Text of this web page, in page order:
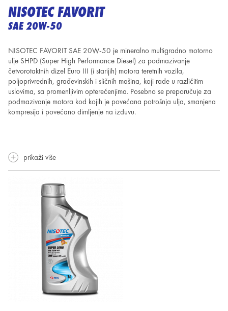
NISOTEC FAVORIT
SAE 20W-50
NISOTEC FAVORIT SAE 20W-50 je mineralno multigradno motorno
ulje SHPD (Super High Performance Diesel) za podmazivanje
četvorotaktnih dizel Euro III (i starijih) motora teretnih vozila,
poljoprivrednih, građevinskih i sličnih mašina, koji rade u različitim
uslovima, sa promenljivim opterećenjima. Posebno se preporučuje za
podmazivanje motora kod kojih je povećana potrošnja ulja, smanjena
kompresija i povećano dimljenje na izduvu.
prikaži više